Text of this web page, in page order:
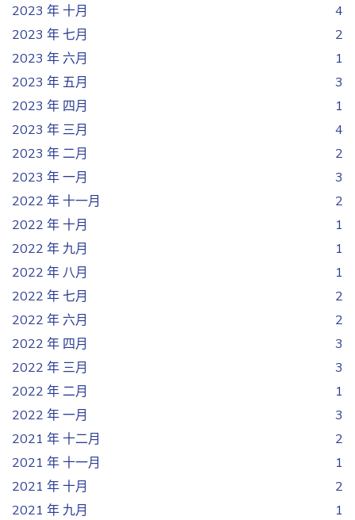
2023 年 十月
4
2023 年 七月
2
2023 年 六月
1
2023 年 五月
3
2023 年 四月
1
2023 年 三月
4
2023 年 二月
2
2023 年 一月
3
2022 年 十一月
2
2022 年 十月
1
2022 年 九月
1
2022 年 八月
1
2022 年 七月
2
2022 年 六月
2
2022 年 四月
3
2022 年 三月
3
2022 年 二月
1
2022 年 一月
3
2021 年 十二月
2
2021 年 十一月
1
2021 年 十月
2
2021 年 九月
1